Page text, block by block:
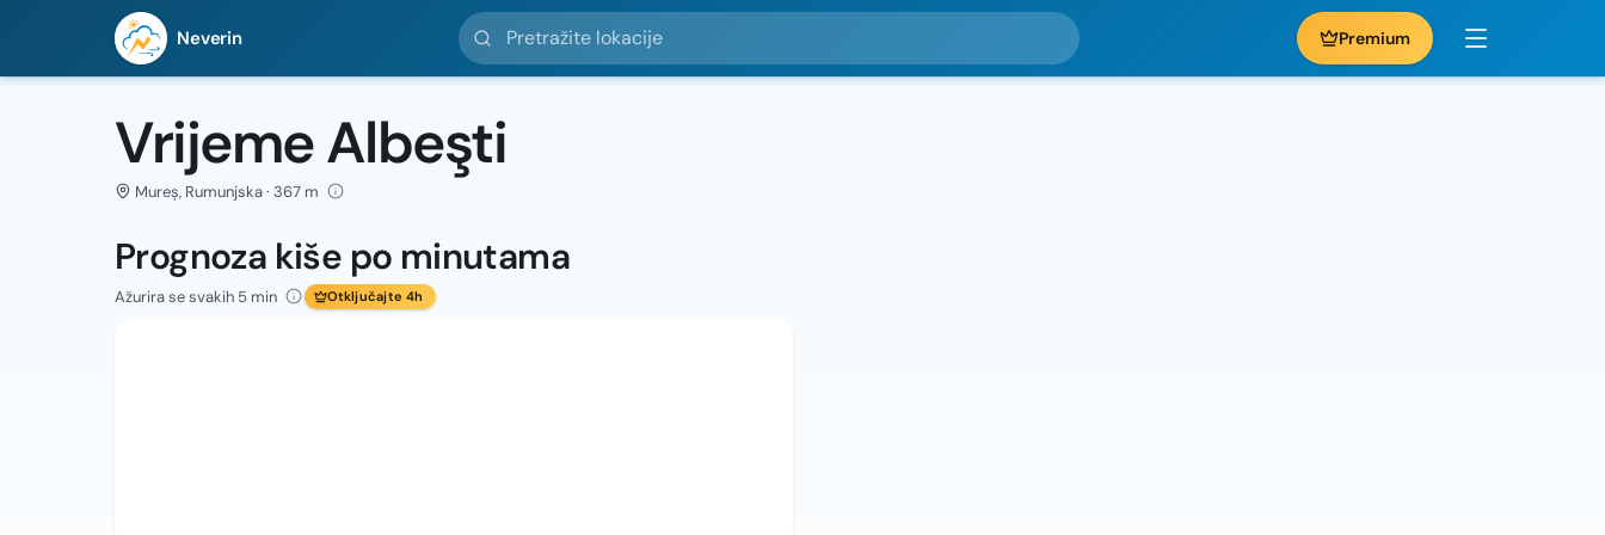
Neverin
Pretražite lokacije
Premium
Vrijeme Albeşti
Mureș, Rumunjska · 367 m
Prognoza kiše po minutama
Ažurira se svakih 5 min Otključajte 4h